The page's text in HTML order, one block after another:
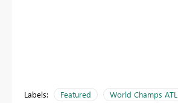
Labels: Featured World Champs ATL